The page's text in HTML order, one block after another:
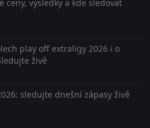
ceny, výsledky a kde sledovat
play off extraligy 2026 i o
živě
sledujte dnešní zápasy živě